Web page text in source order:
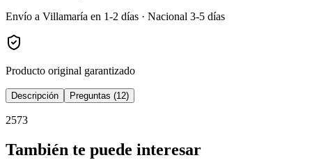
Envío a Villamaría en 1-2 días · Nacional 3-5 días
Producto original garantizado
Descripción Preguntas (12)
2573
También te puede interesar